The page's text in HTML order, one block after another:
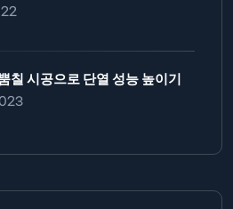
칠 시공으로 단열 성능 높이기